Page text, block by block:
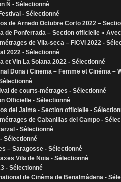
Ñ - Sélectionné
- Sélectionné
de Arnedo Octubre Corto 2022 –
de Ponferrada – Section officielle «
de Vila-seca – FICVI 2022 -
2022 - Sélectionné
et Vin La Solana 2022 - Sélectionné
Dona i Cinema – Femme et Cinéma –
de courts-métrages - Sélectionné
Officielle - Sélectionné
del Jaima - Section officielle -
de Cabanillas del Campo -
- Sélectionné
Sélectionné
– Saragosse - Sélectionné
Vila de Noia - Sélectionné
- Sélectionné
de Cinéma de Benalmádena -